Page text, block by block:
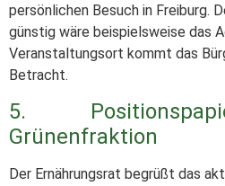
persönlichen Besuch in Freiburg.
günstig wäre beispielsweise das
Veranstaltungsort kommt das
Betracht.
5.
Grünenfraktion
Der Ernährungsrat begrüßt das